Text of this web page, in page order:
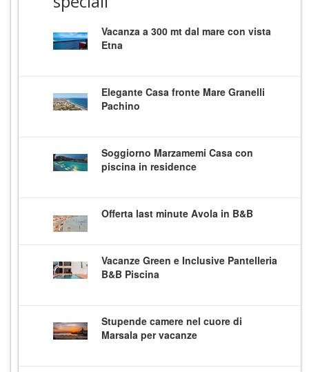
Vacanza a 300 mt dal mare con vista
Etna
Elegante Casa fronte Mare Granelli
Pachino
Soggiorno Marzamemi Casa con
piscina in residence
Offerta last minute Avola in B&B
Vacanze Green e Inclusive Pantelleria
B&B Piscina
Stupende camere nel cuore di
Marsala per vacanze